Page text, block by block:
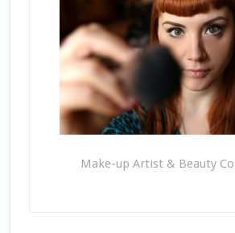
Make-up Artist & Beauty